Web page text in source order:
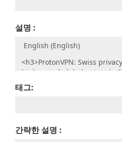
설명 :
태그:
간략한 설명 :